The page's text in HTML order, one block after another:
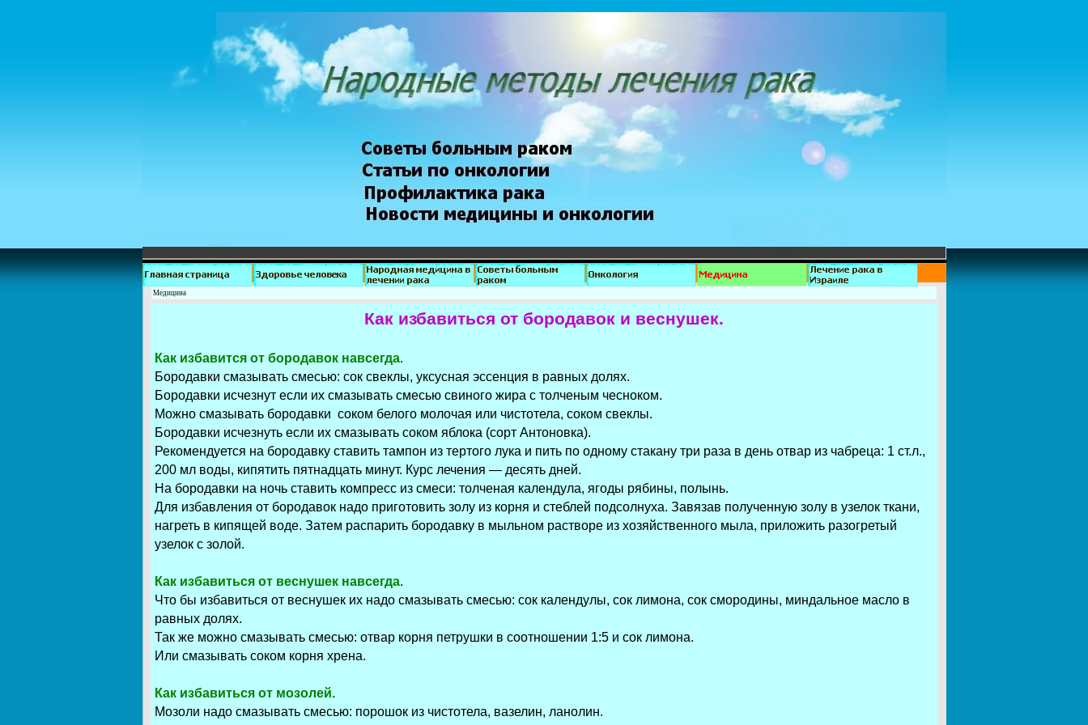
Медицина
Как избавиться от бородавок и веснушек.
Как избавится от бородавок навсегда.
Бородавки смазывать смесью: сок свеклы, уксусная эссенция в равных долях.
Бородавки исчезнут если их смазывать смесью свиного жира с толченым чесноком.
Можно смазывать бородавки соком белого молочая или чистотела, соком свеклы.
Бородавки исчезнуть если их смазывать соком яблока (сорт Антоновка).
Рекомендуется на бородавку ставить тампон из тертого лука и пить по одному стакану три раза в день отвар из чабреца: 1 ст.л.,
200 мл воды, кипятить пятнадцать минут. Курс лечения — десять дней.
На бородавки на ночь ставить компресс из смеси: толченая календула, ягоды рябины, полынь.
Для избавления от бородавок надо приготовить золу из корня и стеблей подсолнуха. Завязав полученную золу в узелок ткани,
нагреть в кипящей воде. Затем распарить бородавку в мыльном растворе из хозяйственного мыла, приложить разогретый
узелок с золой.
Как избавиться от веснушек навсегда.
Что бы избавиться от веснушек их надо смазывать смесью: сок календулы, сок лимона, сок смородины, миндальное масло в
равных долях.
Так же можно смазывать смесью: отвар корня петрушки в соотношении 1:5 и сок лимона.
Или смазывать соком корня хрена.
Как избавиться от мозолей.
Мозоли надо смазывать смесью: порошок из чистотела, вазелин, ланолин.